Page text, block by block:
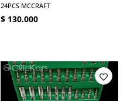
24PCS MCCRAFT
$ 130.000